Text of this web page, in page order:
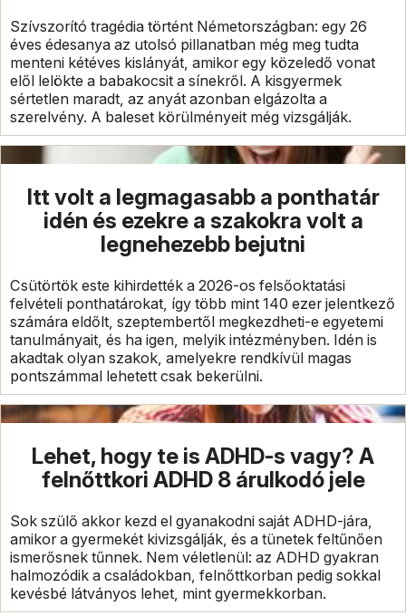
Szívszorító tragédia történt Németországban: egy 26
éves édesanya az utolsó pillanatban még meg tudta
menteni kétéves kislányát, amikor egy közeledő vonat
elől lelökte a babakocsit a sínekről. A kisgyermek
sértetlen maradt, az anyát azonban elgázolta a
szerelvény. A baleset körülményeit még vizsgálják.
Itt volt a legmagasabb a ponthatár
idén és ezekre a szakokra volt a
legnehezebb bejutni
Csütörtök este kihirdették a 2026-os felsőoktatási
felvételi ponthatárokat, így több mint 140 ezer jelentkező
számára eldőlt, szeptembertől megkezdheti-e egyetemi
tanulmányait, és ha igen, melyik intézményben. Idén is
akadtak olyan szakok, amelyekre rendkívül magas
pontszámmal lehetett csak bekerülni.
Lehet, hogy te is ADHD-s vagy? A
felnőttkori ADHD 8 árulkodó jele
Sok szülő akkor kezd el gyanakodni saját ADHD-jára,
amikor a gyermekét kivizsgálják, és a tünetek feltűnően
ismerősnek tűnnek. Nem véletlenül: az ADHD gyakran
halmozódik a családokban, felnőttkorban pedig sokkal
kevésbé látványos lehet, mint gyermekkorban.